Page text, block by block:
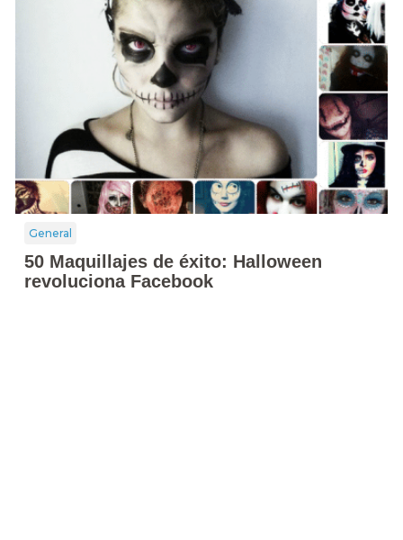
General
50 Maquillajes de éxito: Halloween
revoluciona Facebook